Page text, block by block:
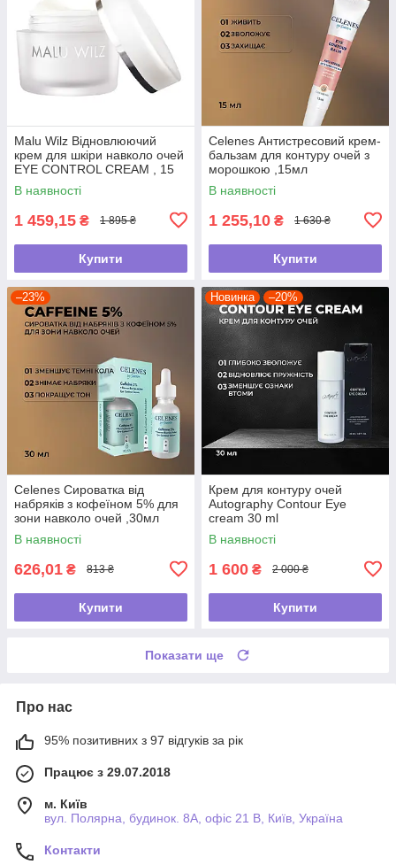
Malu Wilz Відновлюючий
крем для шкіри навколо очей
EYE CONTROL CREAM , 15
мл
В наявності
1 459,15 ₴ 1 895 ₴
Купити
Celenes Антистресовий крем-
бальзам для контуру очей з
морошкою ,15мл
В наявності
1 255,10 ₴ 1 630 ₴
Купити
–23%
Celenes Сироватка від
набряків з кофеїном 5% для
зони навколо очей ,30мл
В наявності
626,01 ₴ 813 ₴
Купити
Новинка –20%
Крем для контуру очей
Autography Contour Eye
cream 30 ml
В наявності
1 600 ₴ 2 000 ₴
Купити
Показати ще
Про нас
95% позитивних з 97 відгуків за рік
Працює з 29.07.2018
м. Київ
вул. Полярна, будинок. 8А, офіс 21 В, Київ, Україна
Контакти